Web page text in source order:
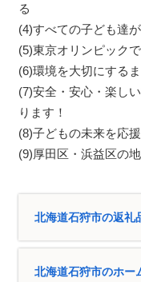
る
(4)すべての子ども達
(5)東京オリンピック
(6)環境を大切にする
(7)安全・安心・楽し
ります！
(8)子どもの未来を応
(9)厚田区・浜益区の
北海道石狩市の返礼
北海道石狩市のホー